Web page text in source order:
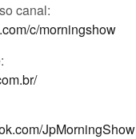
canal:
c/morningshow
JpMorningShow